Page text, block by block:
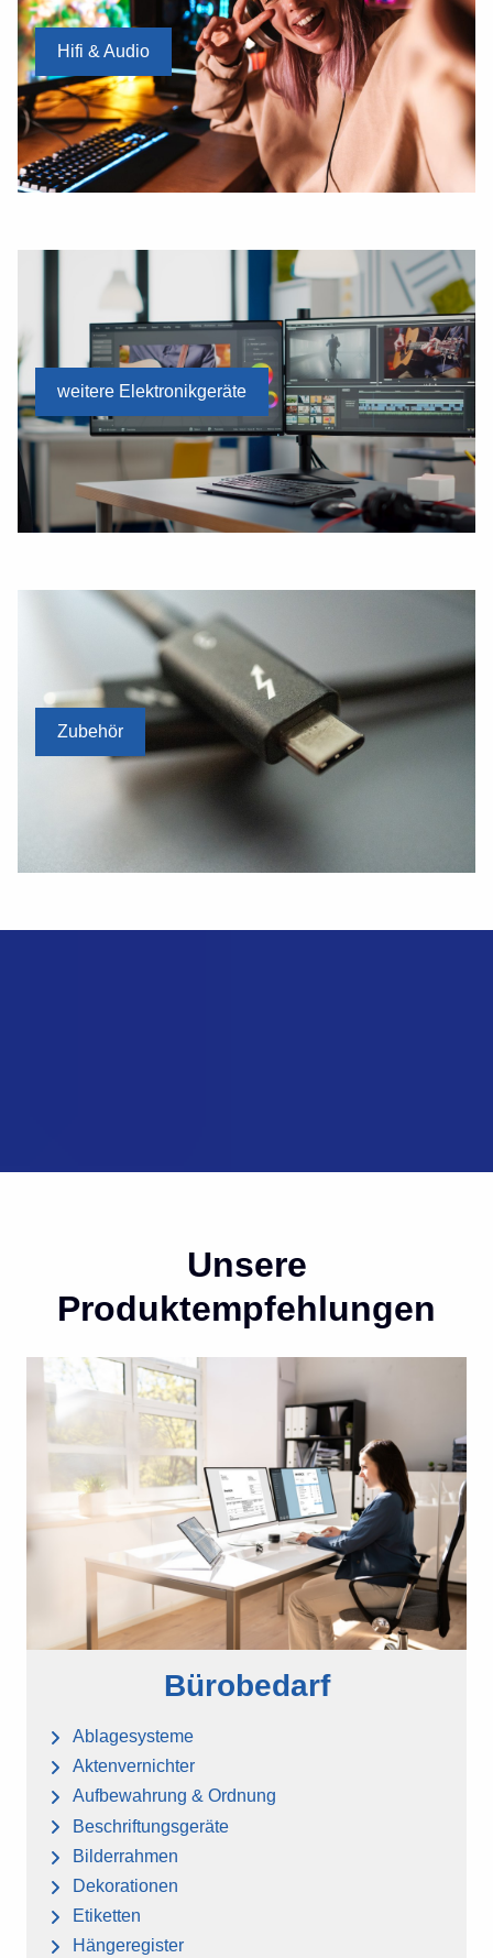
Hifi & Audio
weitere Elektronikgeräte
Zubehör
Unsere
Produktempfehlungen
Bürobedarf
Ablagesysteme
Aktenvernichter
Aufbewahrung & Ordnung
Beschriftungsgeräte
Bilderrahmen
Dekorationen
Etiketten
Hängeregister